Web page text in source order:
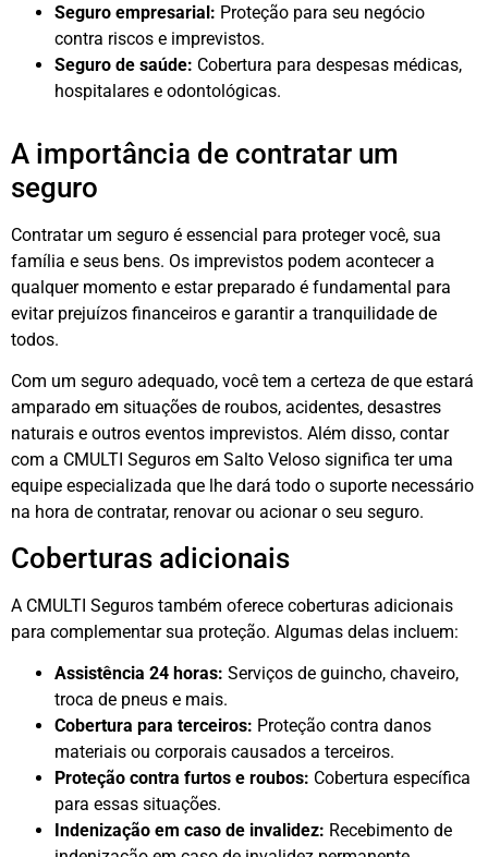
Seguro empresarial: Proteção para seu negócio
contra riscos e imprevistos.
Seguro de saúde: Cobertura para despesas médicas,
hospitalares e odontológicas.
A importância de contratar um
seguro
Contratar um seguro é essencial para proteger você, sua
família e seus bens. Os imprevistos podem acontecer a
qualquer momento e estar preparado é fundamental para
evitar prejuízos financeiros e garantir a tranquilidade de
todos.
Com um seguro adequado, você tem a certeza de que estará
amparado em situações de roubos, acidentes, desastres
naturais e outros eventos imprevistos. Além disso, contar
com a CMULTI Seguros em Salto Veloso significa ter uma
equipe especializada que lhe dará todo o suporte necessário
na hora de contratar, renovar ou acionar o seu seguro.
Coberturas adicionais
A CMULTI Seguros também oferece coberturas adicionais
para complementar sua proteção. Algumas delas incluem:
Assistência 24 horas: Serviços de guincho, chaveiro,
troca de pneus e mais.
Cobertura para terceiros: Proteção contra danos
materiais ou corporais causados a terceiros.
Proteção contra furtos e roubos: Cobertura específica
para essas situações.
Indenização em caso de invalidez: Recebimento de